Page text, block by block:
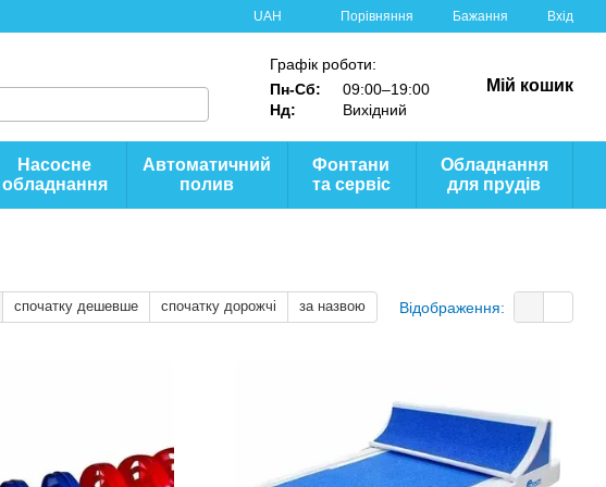
UAH Порівняння Бажання Вхід
Графік роботи:
Пн-Сб:
09:00–19:00
Нд:
Вихідний
Мій кошик
Насосне
обладнання
Автоматичний
полив
Фонтани
та сервіс
Обладнання
для прудів
спочатку дешевше спочатку дорожчі за назвою Відображення: